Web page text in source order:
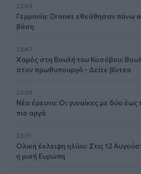
23:59
Γερμανία: Drones εθεάθησαν πάνω
βάση
23:47
Χαμός στη Βουλή του Κοσόβου:
στον πρωθυπουργό - Δείτε βίντεο
23:39
Νέα έρευνα: Οι γυναίκες με δύο έως
πιο αργά
23:31
Ολική έκλειψη ηλίου: Στις 12
η μισή Ευρώπη